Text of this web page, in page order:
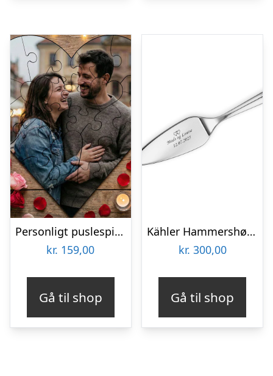
Personligt puslespil med Billede – Hjerte
kr. 159,00
Gå til shop
Kähler Hammershøi Kagespade L 28,5 cm
kr. 300,00
Gå til shop